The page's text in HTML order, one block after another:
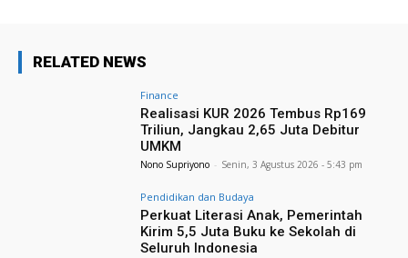
RELATED NEWS
Finance
Realisasi KUR 2026 Tembus Rp169
Triliun, Jangkau 2,65 Juta Debitur
UMKM
Nono Supriyono - Senin, 3 Agustus 2026 - 5:43 pm
Pendidikan dan Budaya
Perkuat Literasi Anak, Pemerintah
Kirim 5,5 Juta Buku ke Sekolah di
Seluruh Indonesia